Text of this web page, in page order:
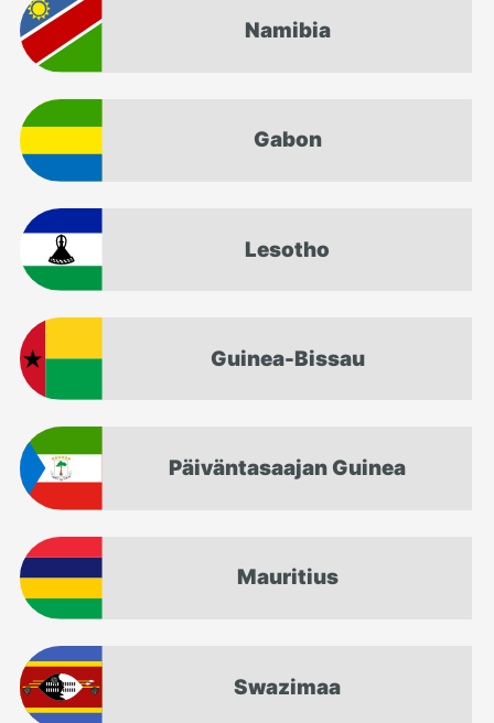
Namibia
Gabon
Lesotho
Guinea-Bissau
Päiväntasaajan Guinea
Mauritius
Swazimaa